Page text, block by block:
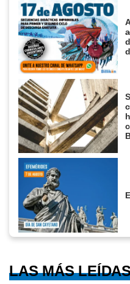
LAS MÁS